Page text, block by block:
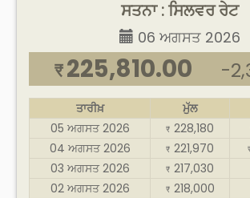
ਸਤਨਾ : ਸਿਲਵਰ ਰੇਟ
06 ਅਗਸਤ 2026
₹ 225,810.00 -
ਤਾਰੀਖ਼ ਮੁੱਲ
05 ਅਗਸਤ 2026
₹ 228,180
04 ਅਗਸਤ 2026
₹ 221,970
03 ਅਗਸਤ 2026
₹ 217,030
02 ਅਗਸਤ 2026
₹ 218,000